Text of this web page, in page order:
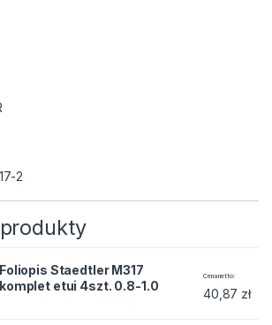
2
M317 komplet etui 4szt. 0.8-1.0 quantity
Foliopis Staedtler M317
komplet etui 4szt. 0.8-1.0
Cena netto
40,87 zł